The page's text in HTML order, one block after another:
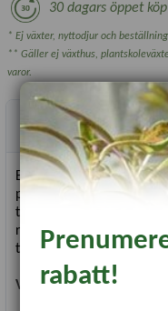
30 dagars öppet
* Ej växter, nyttodjur och
** Gäller ej växthus,
varor.
En blandning som
pollen för att attrahera
trädgården. Skarpa
rabatten, men också för
trädgården.
Vetenskapligt namn:
rabatt!